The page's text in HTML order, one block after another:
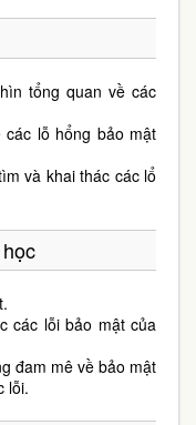
tổng quan về các
lỗ hổng bảo mật
và khai thác các lổ
các lỗi bảo mật của
đam mê về bảo mật
lỗi.